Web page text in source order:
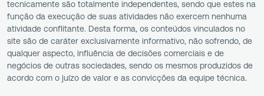
tecnicamente são totalmente independentes, sendo que estes na
função da execução de suas atividades não exercem nenhuma
atividade conflitante. Desta forma, os conteúdos vinculados no
site são de caráter exclusivamente informativo, não sofrendo, de
qualquer aspecto, influência de decisões comerciais e de
negócios de outras sociedades, sendo os mesmos produzidos de
acordo com o juízo de valor e as convicções da equipe técnica.